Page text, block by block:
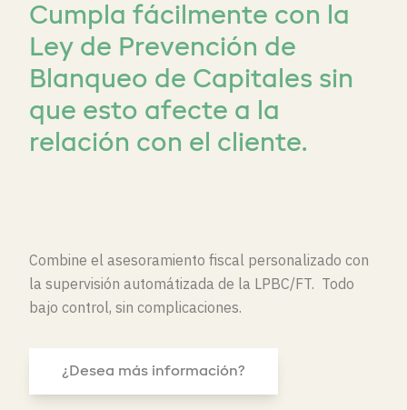
Cumpla fácilmente con la
Ley de Prevención de
Blanqueo de Capitales sin
que esto afecte a la
relación con el cliente.
Combine el asesoramiento fiscal personalizado con
la supervisión automátizada de la LPBC/FT. Todo
bajo control, sin complicaciones.
¿Desea más información?